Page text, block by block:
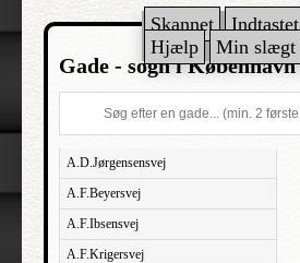
Skannet Indtastet
Hjælp
Min slægt
Gade - sogn i København
A.D.Jørgensensvej
A.F.Beyersvej
A.F.Ibsensvej
A.F.Krigersvej